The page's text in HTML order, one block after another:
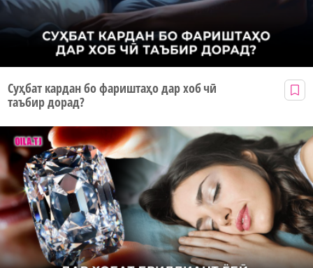
Суҳбат кардан бо фариштаҳо дар хоб чӣ
таъбир дорад?